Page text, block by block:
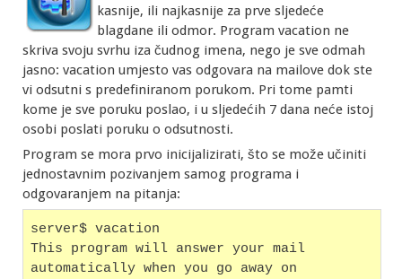
kasnije, ili najkasnije za prve sljedeće
blagdane ili odmor. Program vacation ne
skriva svoju svrhu iza čudnog imena, nego je sve odmah
jasno: vacation umjesto vas odgovara na mailove dok ste
vi odsutni s predefiniranom porukom. Pri tome pamti
kome je sve poruku poslao, i u sljedećih 7 dana neće istoj
osobi poslati poruku o odsutnosti.
Program se mora prvo inicijalizirati, što se može učiniti
jednostavnim pozivanjem samog programa i
odgovaranjem na pitanja:
server$ vacation
This program will answer your mail
automatically when you go away on